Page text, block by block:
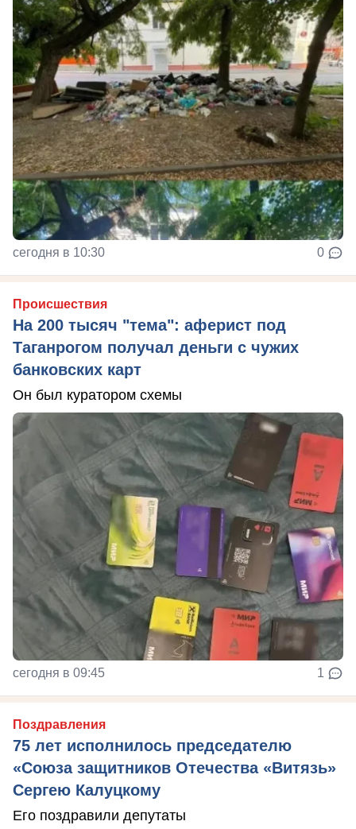
сегодня в 10:30 0
Происшествия
На 200 тысяч "тема": аферист под
Таганрогом получал деньги с чужих
банковских карт
Он был куратором схемы
сегодня в 09:45 1
Поздравления
75 лет исполнилось председателю
«Союза защитников Отечества «Витязь»
Сергею Калуцкому
Его поздравили депутаты